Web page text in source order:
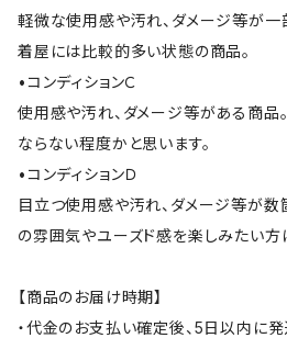
軽微な使用感や汚れ、ダメージ等が
着屋には比較的多い状態の商品。
•コンディションＣ
使用感や汚れ、ダメージ等がある商品
ならない程度かと思います。
•コンディションＤ
目立つ使用感や汚れ、ダメージ等が数
の雰囲気やユーズド感を楽しみたい方
【商品のお届け時期】
・代金のお支払い確定後、5日以内に発